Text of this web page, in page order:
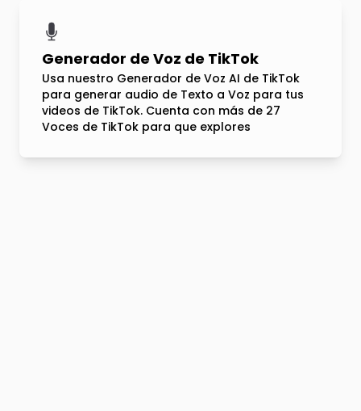
Generador de Voz de TikTok
Usa nuestro Generador de Voz AI de TikTok
para generar audio de Texto a Voz para tus
videos de TikTok. Cuenta con más de 27
Voces de TikTok para que explores